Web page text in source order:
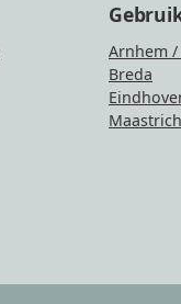
Arnhem
Breda